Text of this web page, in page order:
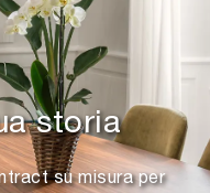
storia
su misura per